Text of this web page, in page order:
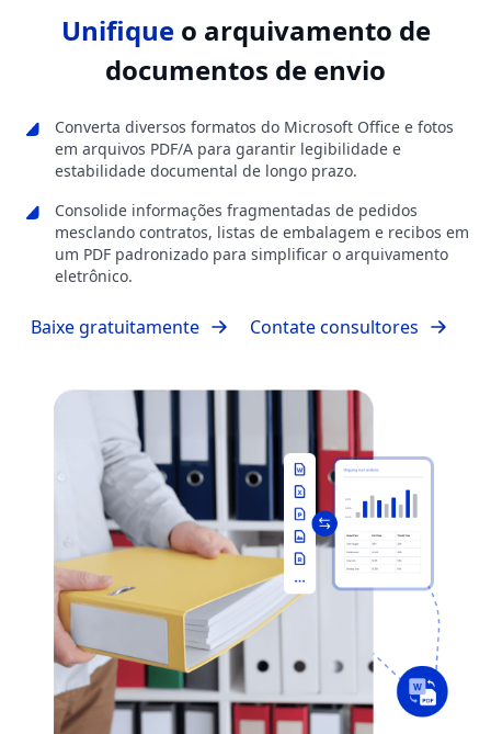
Unifiqueo arquivamento de
documentos de envio
Converta diversos formatos do Microsoft Office e fotos
em arquivos PDF/A para garantir legibilidade e
estabilidade documental de longo prazo.
Consolide informações fragmentadas de pedidos
mesclando contratos, listas de embalagem e recibos em
um PDF padronizado para simplificar o arquivamento
eletrônico.
Baixe gratuitamente Contate consultores